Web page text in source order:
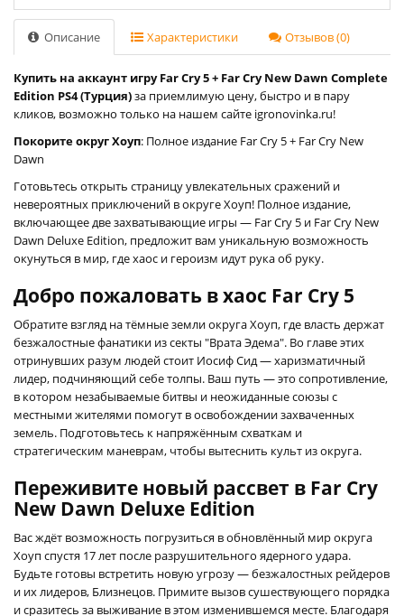
Описание Характеристики Отзывов (0)
Купить на аккаунт игру Far Cry 5 + Far Cry New Dawn Complete
Edition PS4 (Турция)за приемлимую цену, быстро и в пару
кликов, возможно только на нашем сайте igronovinka.ru!
Покорите округ Хоуп: Полное издание Far Cry 5 + Far Cry New
Dawn
Готовьтесь открыть страницу увлекательных сражений и
невероятных приключений в округе Хоуп! Полное издание,
включающее две захватывающие игры — Far Cry 5 и Far Cry New
Dawn Deluxe Edition, предложит вам уникальную возможность
окунуться в мир, где хаос и героизм идут рука об руку.
Добро пожаловать в хаос Far Cry 5
Обратите взгляд на тёмные земли округа Хоуп, где власть держат
безжалостные фанатики из секты "Врата Эдема". Во главе этих
отринувших разум людей стоит Иосиф Сид — харизматичный
лидер, подчиняющий себе толпы. Ваш путь — это сопротивление,
в котором незабываемые битвы и неожиданные союзы с
местными жителями помогут в освобождении захваченных
земель. Подготовьтесь к напряжённым схваткам и
стратегическим маневрам, чтобы вытеснить культ из округа.
Переживите новый рассвет в Far Cry
New Dawn Deluxe Edition
Вас ждёт возможность погрузиться в обновлённый мир округа
Хоуп спустя 17 лет после разрушительного ядерного удара.
Будьте готовы встретить новую угрозу — безжалостных рейдеров
и их лидеров, Близнецов. Примите вызов сушествующего порядка
и сразитесь за выживание в этом изменившемся месте. Благодаря